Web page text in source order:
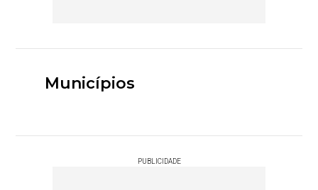
Municípios
PUBLICIDADE